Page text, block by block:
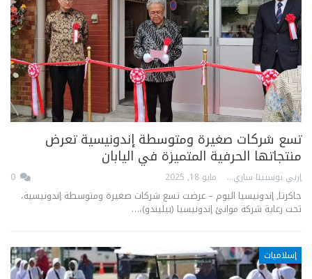
تسع شركات صغيرة ومتوسطة إندونيسية تعرض
منتجاتها الحرفية المتميزة في اليابان
إرني بوسبيتا ساري مايو 18, 2025
جاكرتا, إندونيسيا اليوم – عرضت تسع شركات صغيرة ومتوسطة إندونيسية،
تحت رعاية شركة موانئ إندونيسيا (بيليندو)،…
إسلاميات